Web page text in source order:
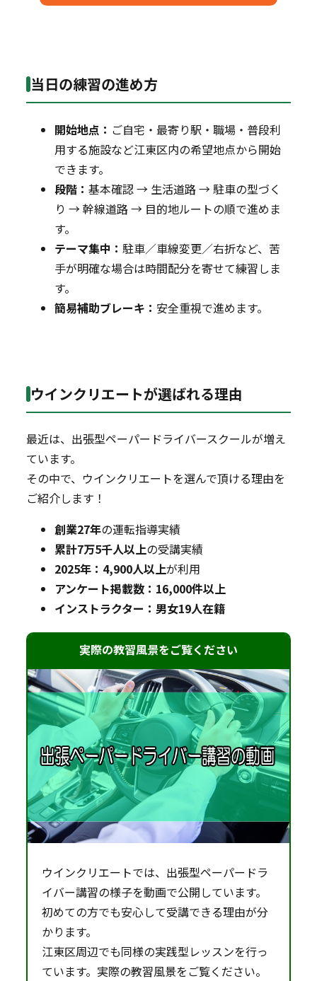
当日の練習の進め方
開始地点： ご自宅・最寄り駅・職場・普段利
用する施設など江東区内の希望地点から開始
できます。
段階：基本確認 → 生活道路 → 駐車の型づく
り → 幹線道路 → 目的地ルートの順で進めま
す。
テーマ集中：駐車／車線変更／右折など、苦
手が明確な場合は時間配分を寄せて練習しま
す。
簡易補助ブレーキ： 安全重視で進めます。
ウインクリエートが選ばれる理由
最近は、出張型ペーパードライバースクールが増え
ています。
その中で、ウインクリエートを選んで頂ける理由を
ご紹介します！
創業27年の運転指導実績
累計7万5千人以上の受講実績
2025年：4,900人以上が利用
アンケート掲載数：16,000件以上
インストラクター：男女19人在籍
実際の教習風景をご覧ください
ウインクリエートでは、出張型ペーパードラ
イバー講習の様子を動画で公開しています。
初めての方でも安心して受講できる理由が分
かります。
江東区周辺でも同様の実践型レッスンを行っ
ています。実際の教習風景をご覧ください。